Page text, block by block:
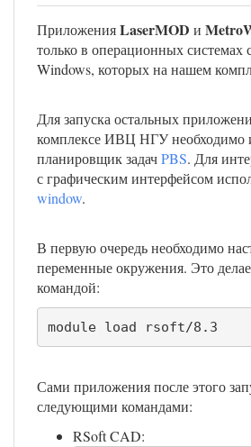
ПриложенияLaserMOD и
только в операционных системах
Windows, которых на нашем
Для запуска остальных
комплексе ИВЦ НГУ необходимо
планировщик задачPBS. Для
с графическим интерфейсом
window.
В первую очередь необходимо
переменные окружения. Это
командой:
module load rsoft/8.3
Сами приложения после этого
следующими командами:
RSoft CAD: